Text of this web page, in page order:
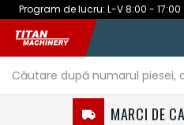
Program de lucru: L-V 8:00 - 17:00
Mergeți
la
Conținut
MARCI DE